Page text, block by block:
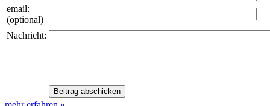
email:
(optional)
Nachricht: